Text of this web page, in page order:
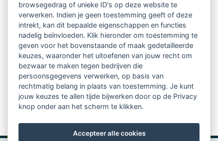
nieuws op het vlak van professioneel
begeleiden
informatie over LVSC-activiteiten
Aanmelden nieuwsbrief
browsegedrag of unieke ID's op deze website te
verwerken. Indien je geen toestemming geeft of deze
intrekt, kan dit bepaalde eigenschappen en functies
nadelig beïnvloeden. Klik hieronder om toestemming te
geven voor het bovenstaande of maak gedetailleerde
keuzes, waaronder het uitoefenen van jouw recht om
bezwaar te maken tegen bedrijven die
persoonsgegevens verwerken, op basis van
rechtmatig belang in plaats van toestemming. Je kunt
jouw keuzes te allen tijde bijwerken door op de Privacy
knop onder aan het scherm te klikken.
Accepteer alle cookies